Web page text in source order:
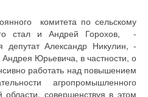
комитета по сельскому
стал и Андрей Горохов, -
депутат Александр Никулин, -
Юрьевича, в частности, о
работать над повышением
агропромышленного
области, совершенствуя в этом